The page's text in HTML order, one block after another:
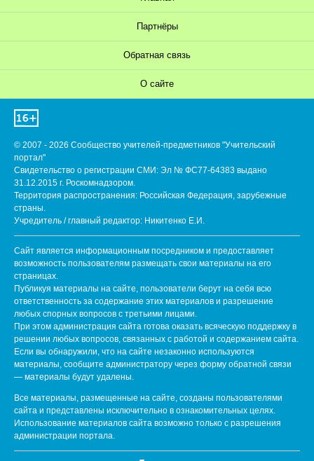
Партнёры
Обратная связь
О сайте
© 2007 - 2026 Сообщество учителей-предметников "Учительский
портал"
Свидетельство о регистрации СМИ: Эл № ФС77-64383 выдано
31.12.2015 г. Роскомнадзором.
Территория распространения: Российская Федерация, зарубежные
страны.
Учредитель / главный редактор: Никитенко Е.И.
Сайт является информационным посредником и предоставляет
возможность пользователям размещать свои материалы на его
страницах.
Публикуя материалы на сайте, пользователи берут на себя всю
ответственность за содержание этих материалов и разрешение
любых спорных вопросов с третьими лицами.
При этом администрация сайта готова оказать всяческую поддержку в
решении любых вопросов, связанных с работой и содержанием сайта.
Если вы обнаружили, что на сайте незаконно используются
материалы, сообщите администратору через форму обратной связи
— материалы будут удалены.
Все материалы, размещенные на сайте, созданы пользователями
сайта и представлены исключительно в ознакомительных целях.
Использование материалов сайта возможно только с разрешения
администрации портала.